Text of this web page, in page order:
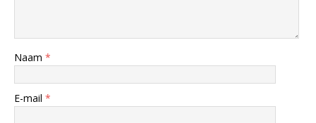
Naam *
E-mail *